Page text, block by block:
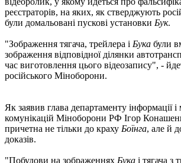
реєстраторів, на яких, як стверджують
були домальовані пускові установки Бук.
"Зображення тягача, трейлера і Бука були
зображення відповідної ділянки
час виготовлення цього відеозапису", -
російського Міноборони.
Як заявив глава департаменту інформації
комунікацій Міноборони РФ Ігор
причетна не тільки до краху Боїнга, але й
доказів.
"Побудови на зображеннях Бука і тягача з